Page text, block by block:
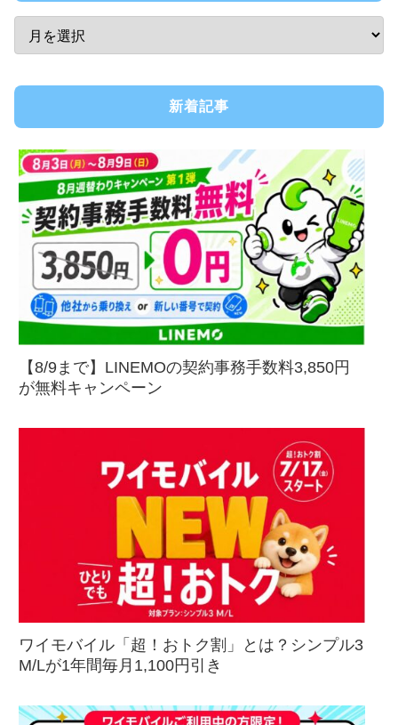
新着記事
【8/9まで】LINEMOの契約事務手数料3,850円
が無料キャンペーン
ワイモバイル「超！おトク割」とは？シンプル3
M/Lが1年間毎月1,100円引き